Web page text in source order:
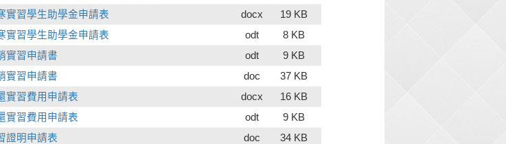
實習學生助學金申請表 docx
19 KB
實習學生助學金申請表 odt
8 KB
實習申請書 odt
9 KB
實習申請書 doc
37 KB
實習費用申請表 docx
16 KB
實習費用申請表 odt
9 KB
證明申請表 doc
34 KB